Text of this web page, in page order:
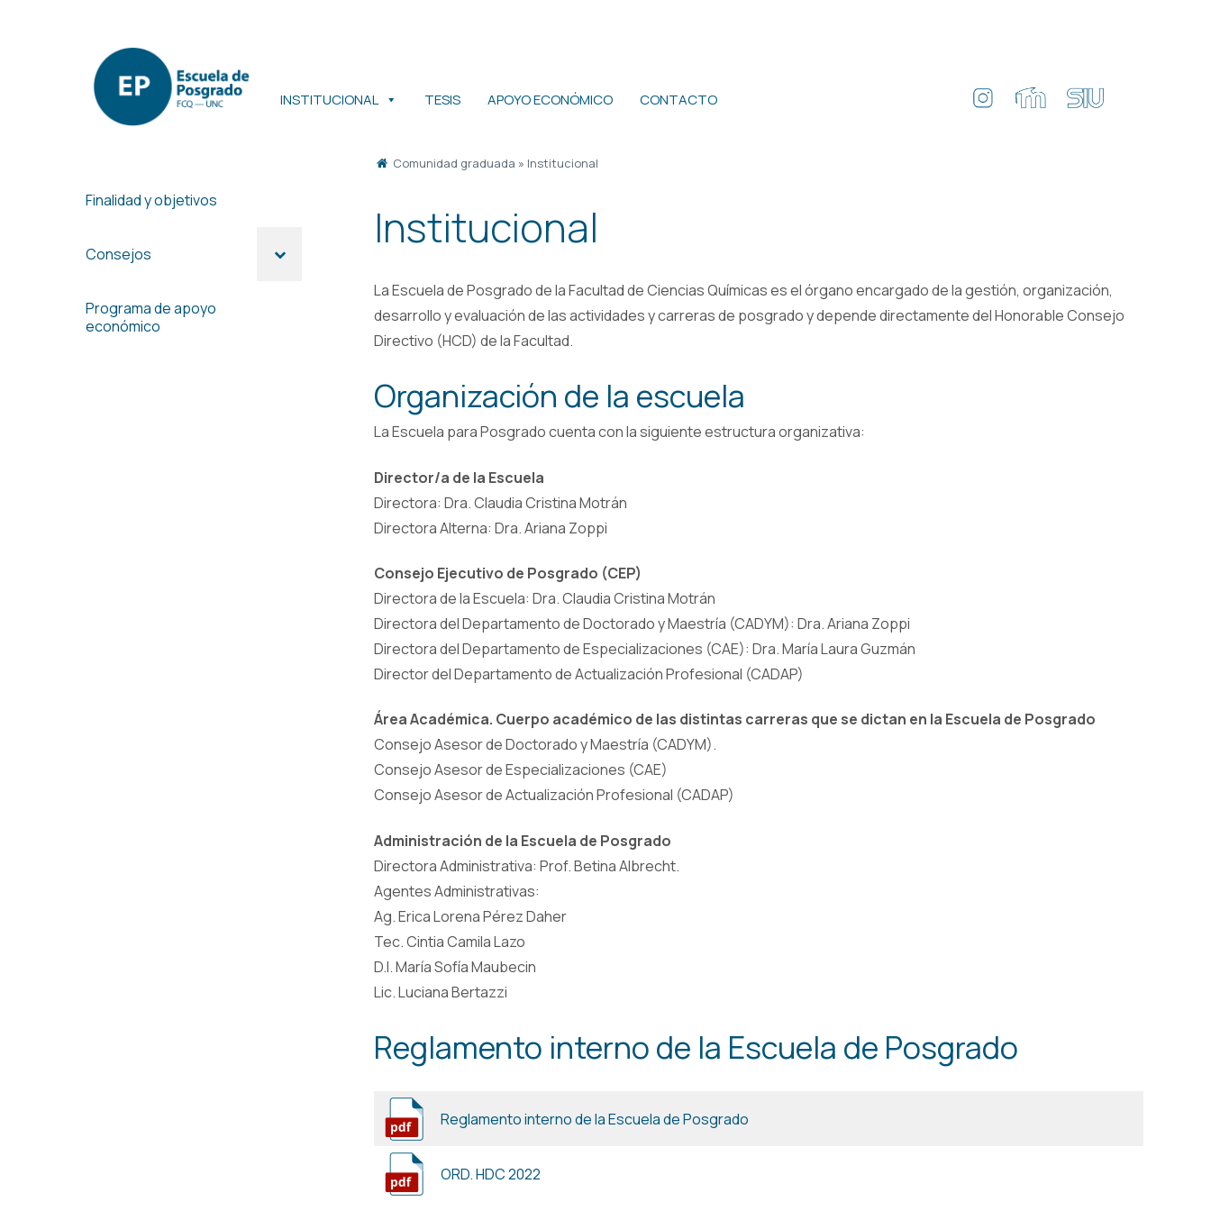
INSTITUCIONAL TESIS APOYO ECONÓMICO CONTACTO
Comunidad graduada » Institucional
Institucional
La Escuela de Posgrado de la Facultad de Ciencias Químicas es el órgano encargado de la gestión, organización,
desarrollo y evaluación de las actividades y carreras de posgrado y depende directamente del Honorable Consejo
Directivo (HCD) de la Facultad.
Organización de la escuela
La Escuela para Posgrado cuenta con la siguiente estructura organizativa:
Director/a de la Escuela
Directora: Dra. Claudia Cristina Motrán
Directora Alterna: Dra. Ariana Zoppi
Consejo Ejecutivo de Posgrado (CEP)
Directora de la Escuela: Dra. Claudia Cristina Motrán
Directora del Departamento de Doctorado y Maestría (CADYM): Dra. Ariana Zoppi
Directora del Departamento de Especializaciones (CAE): Dra. María Laura Guzmán
Director del Departamento de Actualización Profesional (CADAP)
Área Académica. Cuerpo académico de las distintas carreras que se dictan en la Escuela de Posgrado
Consejo Asesor de Doctorado y Maestría (CADYM).
Consejo Asesor de Especializaciones (CAE)
Consejo Asesor de Actualización Profesional (CADAP)
Administración de la Escuela de Posgrado
Directora Administrativa: Prof. Betina Albrecht.
Agentes Administrativas:
Ag. Erica Lorena Pérez Daher
Tec. Cintia Camila Lazo
D.I. María Sofía Maubecin
Lic. Luciana Bertazzi
Reglamento interno de la Escuela de Posgrado
Reglamento interno de la Escuela de Posgrado
ORD. HDC 2022
Finalidad y objetivos
Consejos
Programa de apoyo
económico